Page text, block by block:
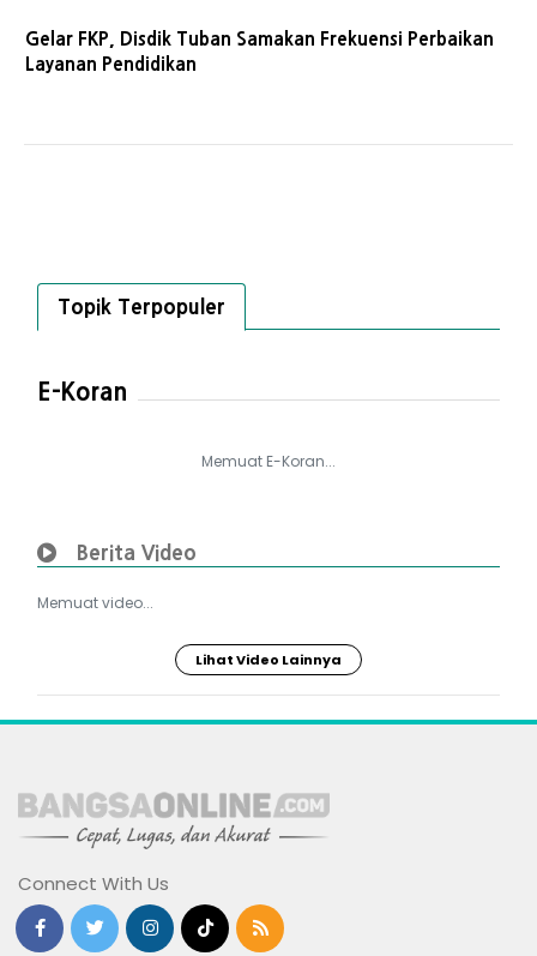
Gelar FKP, Disdik Tuban Samakan Frekuensi Perbaikan
Layanan Pendidikan
Topik Terpopuler
E-Koran
Memuat E-Koran...
Berita Video
Memuat video...
Lihat Video Lainnya
Connect With Us